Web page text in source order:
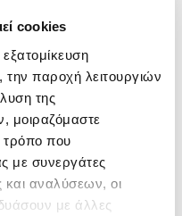
cookies
την παροχή λειτουργιών
της
μοιραζόμαστε
τρόπο που
με συνεργάτες
και αναλύσεων, οι
με άλλες
Μποτάκια
59,00 €
€